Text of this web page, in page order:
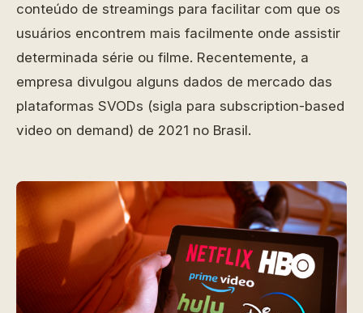
conteúdo de streamings para facilitar com que os
usuários encontrem mais facilmente onde assistir
determinada série ou filme. Recentemente, a
empresa divulgou alguns dados de mercado das
plataformas SVODs (sigla para subscription-based
video on demand) de 2021 no Brasil.